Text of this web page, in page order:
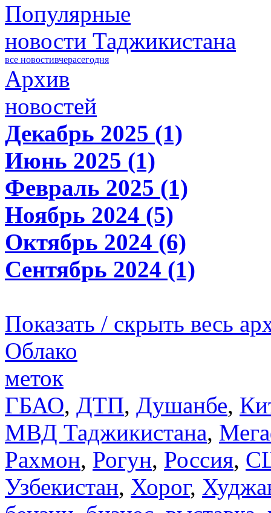
Популярные
новости Таджикистана
все новостивчерасегодня
Архив
новостей
Декабрь 2025 (1)
Июнь 2025 (1)
Февраль 2025 (1)
Ноябрь 2024 (5)
Октябрь 2024 (6)
Сентябрь 2024 (1)
Показать / скрыть весь
Облако
меток
ГБАО, ДТП, Душанбе,
МВД Таджикистана,
Рахмон, Рогун, Россия,
Узбекистан, Хорог,